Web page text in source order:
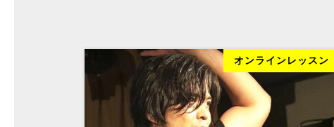
オンラインレッスン